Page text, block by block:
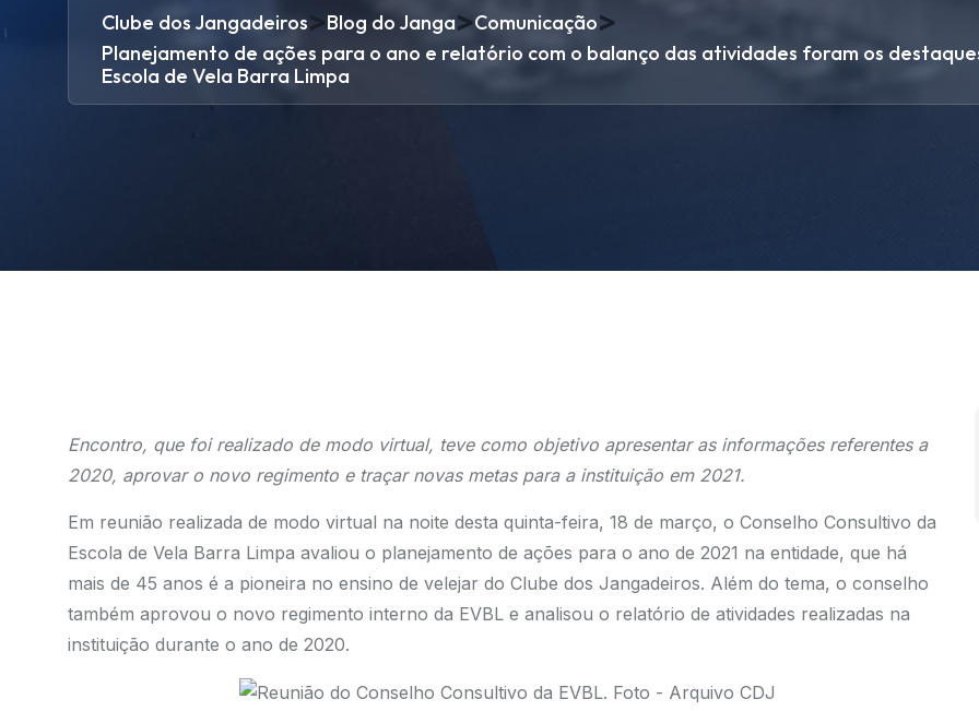
Clube dos Jangadeiros>Blog do Janga>Comunicação>
Planejamento de ações para o ano e relatório com o balanço das atividades foram os
Escola de Vela Barra Limpa
Encontro, que foi realizado de modo virtual, teve como objetivo apresentar as informações referentes a
2020, aprovar o novo regimento e traçar novas metas para a instituição em 2021.
Em reunião realizada de modo virtual na noite desta quinta-feira, 18 de março, o Conselho Consultivo da
Escola de Vela Barra Limpa avaliou o planejamento de ações para o ano de 2021 na entidade, que há
mais de 45 anos é a pioneira no ensino de velejar do Clube dos Jangadeiros. Além do tema, o conselho
também aprovou o novo regimento interno da EVBL e analisou o relatório de atividades realizadas na
instituição durante o ano de 2020.